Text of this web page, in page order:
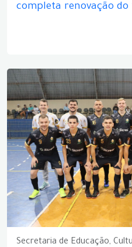
completa renovação
Secretaria de Educação,